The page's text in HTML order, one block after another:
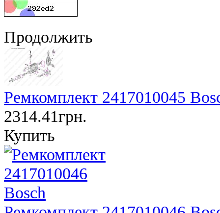
Продолжить
Ремкомплект 2417010045
2314.41грн.
Купить